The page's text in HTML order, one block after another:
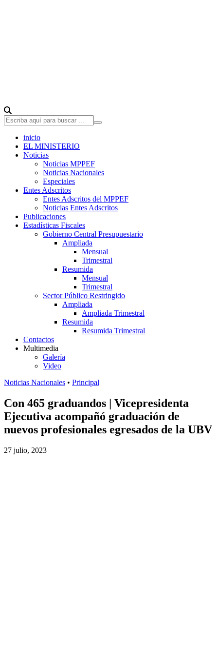
inicio
EL MINISTERIO
Noticias
Noticias MPPEF
Noticias Nacionales
Especiales
Entes Adscritos
Entes Adscritos del MPPEF
Noticias Entes Adscritos
Publicaciones
Estadísticas Fiscales
Gobierno Central Presupuestario
Ampliada
Mensual
Trimestral
Resumida
Mensual
Trimestral
Sector Público Restringido
Ampliada
Ampliada Trimestral
Resumida
Resumida Trimestral
Contactos
Multimedia
Galería
Video
Noticias Nacionales • Principal
Con 465 graduandos | Vicepresidenta
Ejecutiva acompañó graduación de
nuevos profesionales egresados de la UBV
27 julio, 2023